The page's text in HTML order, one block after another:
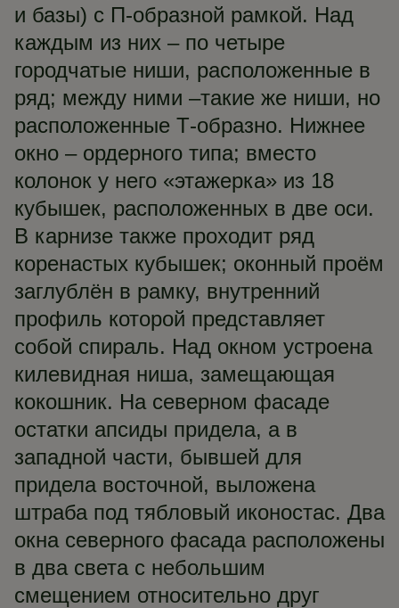
и базы) с П-образной рамкой. Над
каждым из них – по четыре
городчатые ниши, расположенные в
ряд; между ними –такие же ниши, но
расположенные Т-образно. Нижнее
окно – ордерного типа; вместо
колонок у него «этажерка» из 18
кубышек, расположенных в две оси.
В карнизе также проходит ряд
коренастых кубышек; оконный проём
заглублён в рамку, внутренний
профиль которой представляет
собой спираль. Над окном устроена
килевидная ниша, замещающая
кокошник. На северном фасаде
остатки апсиды придела, а в
западной части, бывшей для
придела восточной, выложена
штраба под тябловый иконостас. Два
окна северного фасада расположены
в два света с небольшим
смещением относительно друг